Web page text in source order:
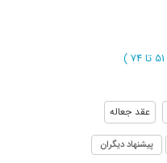
)
عقد جعاله
پیشنهاد دیگران